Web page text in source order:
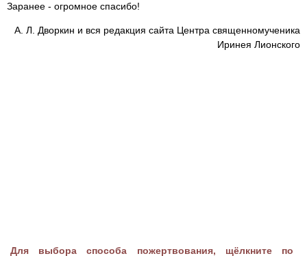
Заранее - огромное спасибо!
А. Л. Дворкин и вся редакция сайта Центра священномученика
Иринея Лионского
Для выбора способа пожертвования, щёлкните по